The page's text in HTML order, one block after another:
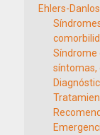
Ehlers-
Síndrome
síntomas,